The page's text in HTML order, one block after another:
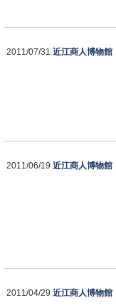
2011/07/31 近江商人博物館
2011/06/19 近江商人博物館
2011/04/29 近江商人博物館